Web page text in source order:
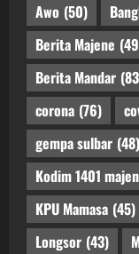
Awo (50)
Berita Majene
Berita Mandar
corona (76)
gempa sulbar (48)
Kodim 1401
KPU Mamasa (45)
Longsor (43)